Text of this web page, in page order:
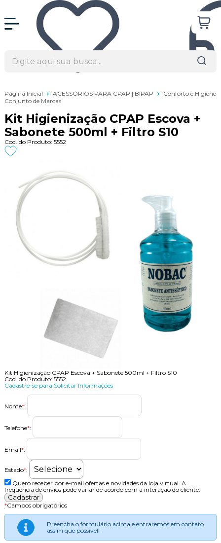
Página Inicial ACESSÓRIOS PARA CPAP | BIPAP
Conforto e Higiene
Conjunto de Marcas
Kit Higienização CPAP Escova +
Sabonete 500ml + Filtro S10
Cod. do Produto: 5552
Kit Higienização CPAP Escova + Sabonete 500ml + Filtro S10
Cod. do Produto: 5552
Cadastre-se para Solicitar Informações
Nome*:
Telefone*:
Email*:
Estado*:
Quero receber por e-mail ofertas e novidades da loja virtual. A
frequência de envios pode variar de acordo com a interação do cliente.
*Campos obrigatórios
Preencha o formulário acima e entraremos em contato
assim que possível!